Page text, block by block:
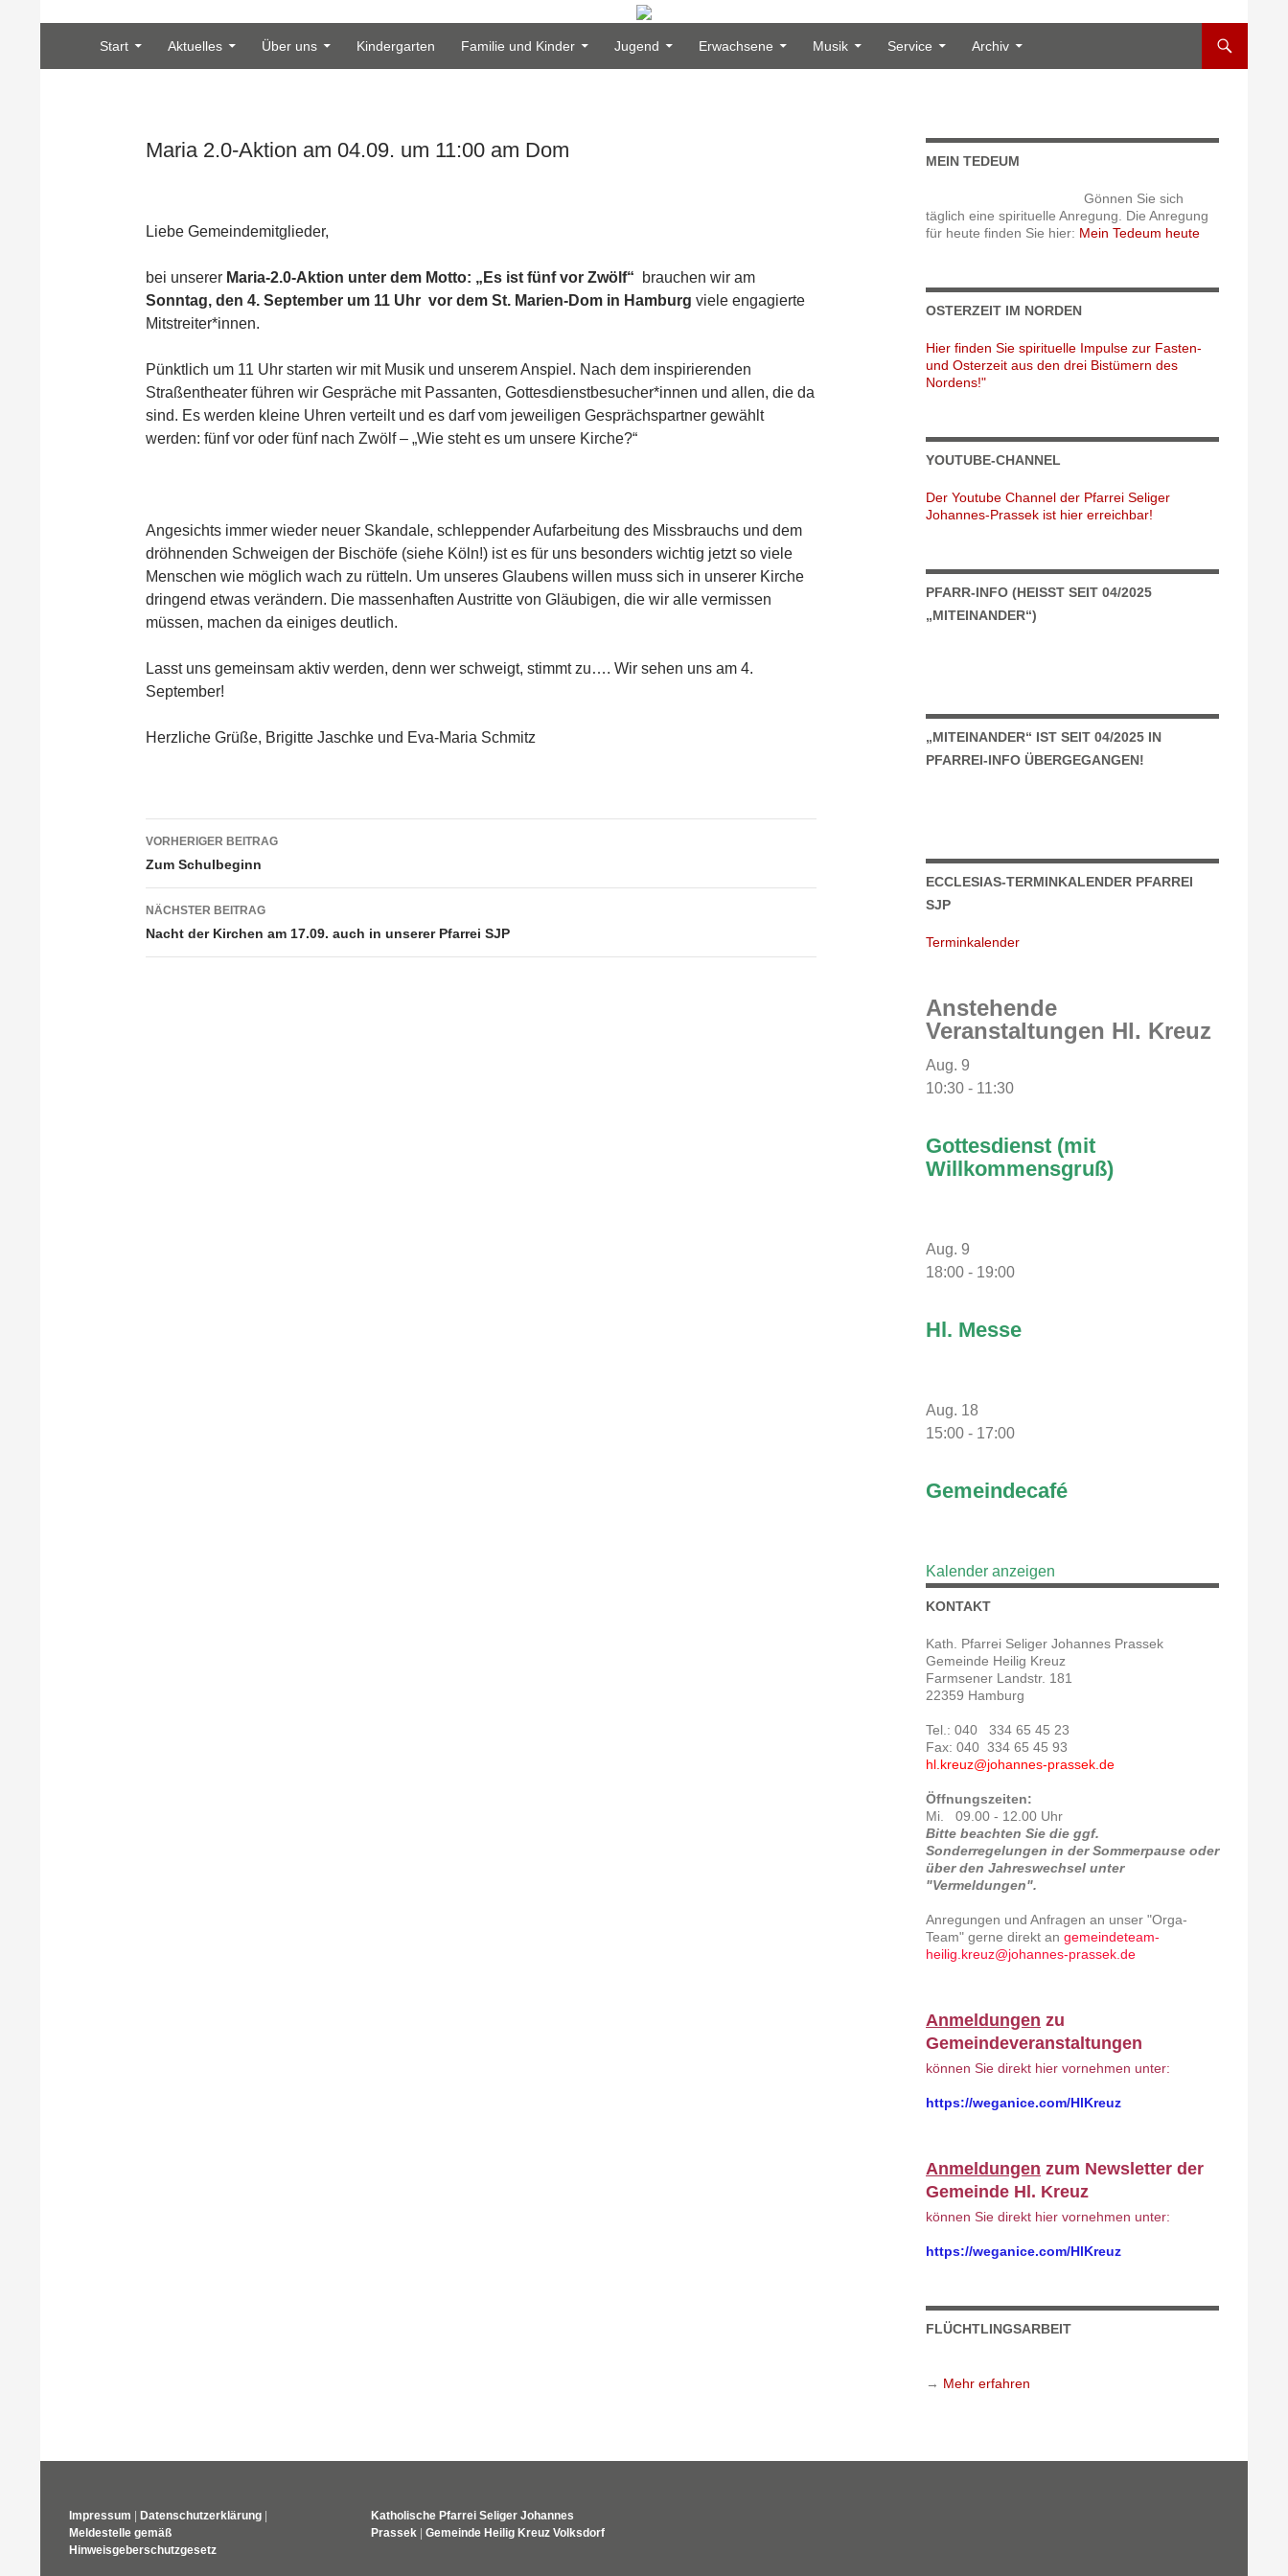
Heilig Kreuz Volksdorf
Start
Aktuelles Über uns Kindergarten Familie und Kinder Jugend Erwachsene Musik Service Archiv
Maria 2.0-Aktion am 04.09. um 11:00 am Dom
Liebe Gemeindemitglieder,
bei unserer Maria-2.0-Aktion unter dem Motto: „Es ist fünf vor Zwölf“
brauchen wir am
Sonntag, den 4. September um 11 Uhr vor dem St. Marien-Dom in Hamburg viele engagierte
Mitstreiter*innen.
Pünktlich um 11 Uhr starten wir mit Musik und unserem Anspiel. Nach dem inspirierenden
Straßentheater führen wir Gespräche mit Passanten, Gottesdienstbesucher*innen und allen, die da
sind. Es werden kleine Uhren verteilt und es darf vom jeweiligen Gesprächspartner gewählt
werden: fünf vor oder fünf nach Zwölf – „Wie steht es um unsere Kirche?“
Angesichts immer wieder neuer Skandale, schleppender Aufarbeitung des Missbrauchs und dem
dröhnenden Schweigen der Bischöfe (siehe Köln!) ist es für uns besonders wichtig jetzt so viele
Menschen wie möglich wach zu rütteln. Um unseres Glaubens willen muss sich in unserer Kirche
dringend etwas verändern. Die massenhaften Austritte von Gläubigen, die wir alle vermissen
müssen, machen da einiges deutlich.
Lasst uns gemeinsam aktiv werden, denn wer schweigt, stimmt zu…. Wir sehen uns am 4.
September!
Herzliche Grüße, Brigitte Jaschke und Eva-Maria Schmitz
Beitragsnavigation
VORHERIGER BEITRAG
Zum Schulbeginn
NÄCHSTER BEITRAG
Nacht der Kirchen am 17.09. auch in unserer Pfarrei SJP
MEIN TEDEUM
Gönnen Sie sich
täglich eine spirituelle Anregung. Die Anregung
für heute finden Sie hier: Mein Tedeum heute
OSTERZEIT IM NORDEN
Hier finden Sie spirituelle Impulse zur Fasten-
und Osterzeit aus den drei Bistümern des
Nordens!"
YOUTUBE-CHANNEL
Der Youtube Channel der Pfarrei Seliger
Johannes-Prassek ist hier erreichbar!
PFARR-INFO (HEISST SEIT 04/2025 „
MITEINANDER“)
„MITEINANDER“ IST SEIT 04/2025 IN
PFARREI-INFO ÜBERGEGANGEN!
ECCLESIAS-TERMINKALENDER PFARREI
SJP
Terminkalender
Anstehende
Veranstaltungen Hl. Kreuz
Aug. 9
10:30 - 11:30
Gottesdienst (mit
Willkommensgruß)
Aug. 9
18:00 - 19:00
Hl. Messe
Aug. 18
15:00 - 17:00
Gemeindecafé
Kalender anzeigen
KONTAKT
Kath. Pfarrei Seliger Johannes Prassek
Gemeinde Heilig Kreuz
Farmsener Landstr. 181
22359 Hamburg
Tel.: 040 334 65 45 23
Fax: 040 334 65 45 93
hl.kreuz@johannes-prassek.de
Öffnungszeiten:
Mi. 09.00 - 12.00 Uhr
Bitte beachten Sie die ggf.
Sonderregelungen in der Sommerpause oder
über den Jahreswechsel unter
"Vermeldungen".
Anregungen und Anfragen an unser "Orga-
Team" gerne direkt an gemeindeteam-
heilig.kreuz@johannes-prassek.de
Anmeldungen zu
Gemeindeveranstaltungen
können Sie direkt hier vornehmen unter:
https://weganice.com/HlKreuz
Anmeldungen zum Newsletter der
Gemeinde Hl. Kreuz
können Sie direkt hier vornehmen unter:
https://weganice.com/HlKreuz
FLÜCHTLINGSARBEIT
→ Mehr erfahren
Impressum Datenschutzerklärung
Meldestelle gemäß
Hinweisgeberschutzgesetz
Katholische Pfarrei Seliger Johannes
Prassek
Gemeinde Heilig Kreuz Volksdorf